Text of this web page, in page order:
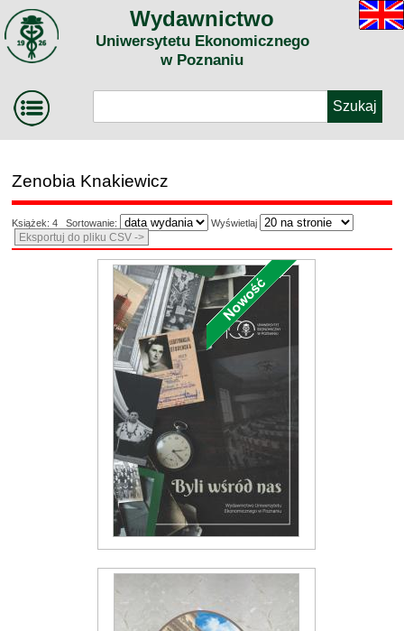
Wydawnictwo
Uniwersytetu Ekonomicznego
w Poznaniu
Zenobia Knakiewicz
Książek: 4 Sortowanie: Wyświetlaj
Eksportuj do pliku CSV ->